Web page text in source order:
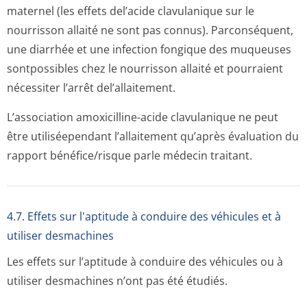
maternel (les effets del’acide clavulanique sur le
nourrisson allaité ne sont pas connus). Parconséquent,
une diarrhée et une infection fongique des muqueuses
sontpossibles chez le nourrisson allaité et pourraient
nécessiter l’arrêt del’allaitement.
L’association amoxicilline-acide clavulanique ne peut
être utiliséependant l’allaitement qu’après évaluation du
rapport bénéfice/risque parle médecin traitant.
4.7. Effets sur l'aptitude à conduire des véhicules et à
utiliser desmachines
Les effets sur l’aptitude à conduire des véhicules ou à
utiliser desmachines n’ont pas été étudiés.